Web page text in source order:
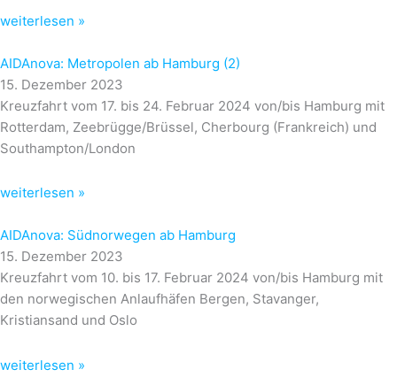
weiterlesen »
AIDAnova: Metropolen ab Hamburg (2)
15. Dezember 2023
Kreuzfahrt vom 17. bis 24. Februar 2024 von/bis Hamburg mit
Rotterdam, Zeebrügge/Brüssel, Cherbourg (Frankreich) und
Southampton/London
weiterlesen »
AIDAnova: Südnorwegen ab Hamburg
15. Dezember 2023
Kreuzfahrt vom 10. bis 17. Februar 2024 von/bis Hamburg mit
den norwegischen Anlaufhäfen Bergen, Stavanger,
Kristiansand und Oslo
weiterlesen »